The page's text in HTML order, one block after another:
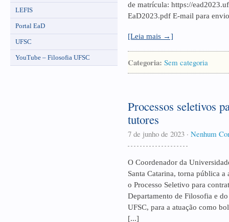
LEFIS
Portal EaD
UFSC
YouTube – Filosofia UFSC
de matrícula: https://
EaD2023.pdf E-mail para
[Leia mais →]
Categoria: Sem categoria
Processos seletivos
tutores
7 de junho de 2023 · Nenhum
O Coordenador da
Santa Catarina, torna pública a
o Processo Seletivo para
Departamento de Filosofia e
UFSC, para a atuação como
[...]